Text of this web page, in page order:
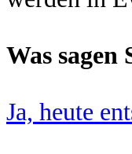
Was sagen
Ja, heute